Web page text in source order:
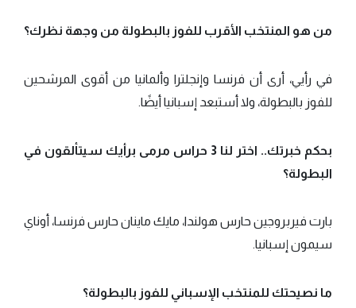
من هو المنتخب الأقرب للفوز بالبطولة من وجهة نظرك؟
في رأيي، أرى أن فرنسا وإنجلترا وألمانيا من أقوى المرشحين
للفوز بالبطولة، ولا أستبعد إسبانيا أيضًا.
بحكم خبرتك.. اختر لنا 3 حراس مرمى برأيك سيتألقون في
البطولة؟
بارت فيربروجين حارس هولندا، مايك ماينان حارس فرنسا، أوناي
سيمون إسبانيا.
ما نصيحتك للمنتخب الإسباني للفوز بالبطولة؟